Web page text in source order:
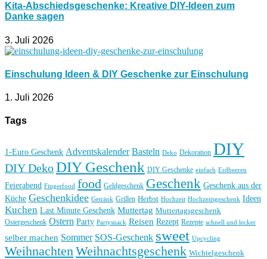
Kita-Abschiedsgeschenke: Kreative DIY-Ideen zum
Danke sagen
3. Juli 2026
Einschulung Ideen & DIY Geschenke zur Einschulung
1. Juli 2026
Tags
1-Euro Geschenk Adventskalender Basteln Deko Dekoration DIY
DIY DekoDIY Geschenk DIY Geschenke einfach Erdbeeren
Feierabend Fingerfood food Geldgeschenk Geschenk Geschenk aus der
Küche Geschenkidee Getränk Grillen Herbst Hochzeit Hochzeitsgeschenk Ideen
Kuchen Last Minute Geschenk Muttertag Muttertagsgeschenk
Ostergeschenk Ostern Party Partysnack Reisen Rezept Rezepte schnell und lecker
selber machen Sommer SOS-Geschenk sweet Upcycling
Weihnachten Weihnachtsgeschenk Wichtelgeschenk